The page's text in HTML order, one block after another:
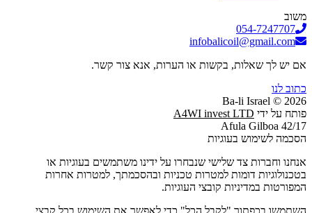
משוב
054-7247707
infobalicoil@gmail.com
אם יש לך שאלות, בקשות או הערות, אנא צור קשר.
כתוב לנו
2026 © Ba-li Israel
פותח על ידי A4WI invest LTD
Afula Gilboa 42/17
הסכמה לשימוש בעוגיות
אנחנו וחברות צד שלישי שנבחרו על ידינו משתמשים בעוגיות או
בטכנולוגיות דומות למטרות טכניות ובהסכמתך, למטרות אחרות
המפורטות במדיניות קובצי העוגיות.